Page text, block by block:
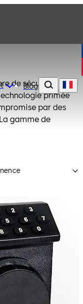
Blog
de sécurité des
primée
par des
gamme de
de boîtiers et